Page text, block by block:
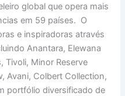
global que opera mais
em 59 países. O
e inspiradoras através
Anantara, Elewana
Tivoli, Minor Reserve
Avani, Colbert Collection,
portfólio diversificado de